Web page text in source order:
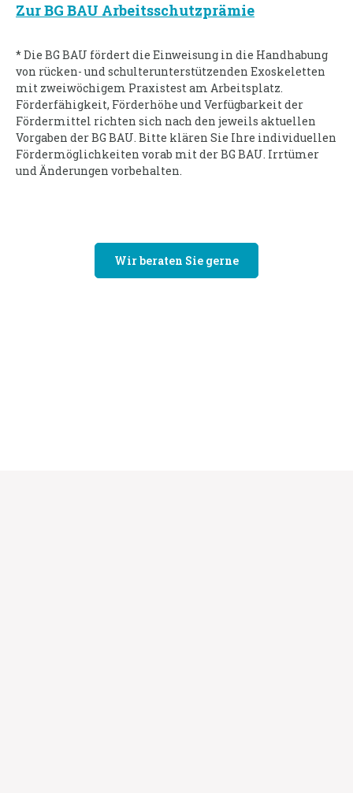
Zur BG BAU Arbeitsschutzprämie
*Die BG BAU fördert die Einweisung in die Handhabung
von rücken- und schulterunterstützenden Exoskeletten
mit zweiwöchigem Praxistest am Arbeitsplatz.
Förderfähigkeit, Förderhöhe und Verfügbarkeit der
Fördermittel richten sich nach den jeweils aktuellen
Vorgaben der BG BAU. Bitte klären Sie Ihre individuellen
Fördermöglichkeiten vorab mit der BG BAU. Irrtümer
und Änderungen vorbehalten.
Wir beraten Sie gerne